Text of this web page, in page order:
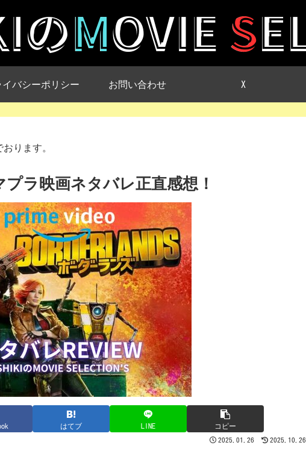
イバシーポリシー お問い合わせ X
ります。
プラ映画ネタバレ正直感想！
はてブ LINE コピー
2025.01.26 2025.10.26